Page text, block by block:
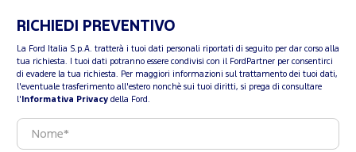
RICHIEDI PREVENTIVO
La Ford Italia S.p.A. tratterà i tuoi dati personali riportati di seguito per dar corso alla
tua richiesta. I tuoi dati potranno essere condivisi con il FordPartner per consentirci
di evadere la tua richiesta. Per maggiori informazioni sul trattamento dei tuoi dati,
l'eventuale trasferimento all'estero nonchè sui tuoi diritti, si prega di consultare
l' Informativa Privacy della Ford.